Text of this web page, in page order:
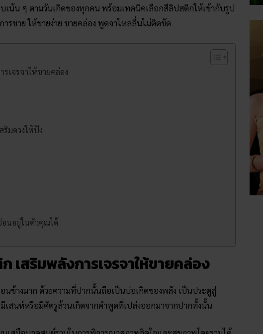
เน้น ๆ ตามวันเกิดของทุกคน พร้อมเทคนิคเลือกสีลิปสติกให้เข้ากับรูป
ารขาย ให้ขายง่าย ขายคล่อง พูดจาไหลลื่นไม่ติดขัด
เจรจาให้ขายคล่อง
ริมดวงให้ปัง
นอยู่ในตัวคุณได้
เสริมพลังการเจรจาให้ขายคล่อง
นข้างมาก ด้วยความที่ปากนั้นถือเป็นบ่อเกิดของพลัง เป็นประตูสู่
เสนห์หรือมีศัตรูล้วนเกิดจากคำพูดที่เปล่งออกมาจากปากทั้งนั้น